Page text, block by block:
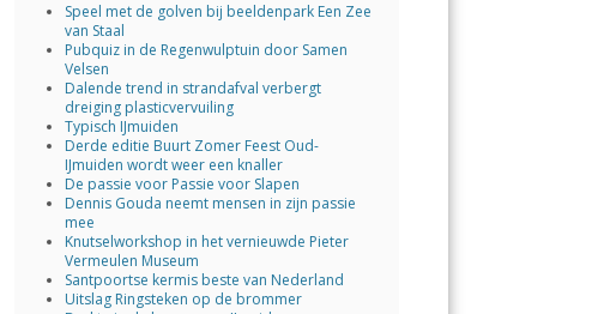
Speel met de golven bij beeldenpark Een Zee
van Staal
Pubquiz in de Regenwulptuin door Samen
Velsen
Dalende trend in strandafval verbergt
dreiging plasticvervuiling
Typisch IJmuiden
Derde editie Buurt Zomer Feest Oud-
IJmuiden wordt weer een knaller
De passie voor Passie voor Slapen
Dennis Gouda neemt mensen in zijn passie
mee
Knutselworkshop in het vernieuwde Pieter
Vermeulen Museum
Santpoortse kermis beste van Nederland
Uitslag Ringsteken op de brommer